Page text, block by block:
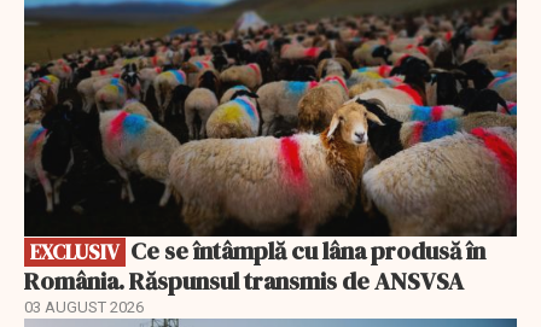
EXCLUSIV
România. Răspunsul transmis de ANSVSA
03 AUGUST 2026